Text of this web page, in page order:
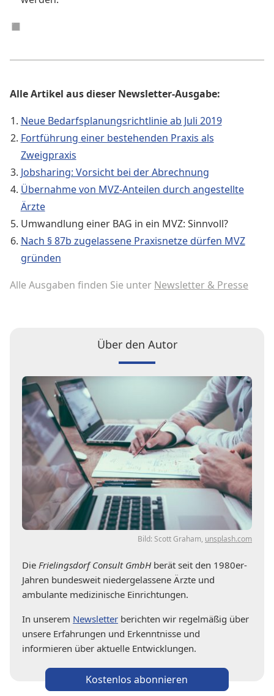
◼︎
Alle Artikel aus dieser Newsletter-Ausgabe:
Neue Bedarfsplanungsrichtlinie ab Juli 2019
Fortführung einer bestehenden Praxis als
Zweigpraxis
Jobsharing: Vorsicht bei der Abrechnung
Übernahme von MVZ-Anteilen durch angestellte
Ärzte
Umwandlung einer BAG in ein MVZ: Sinnvoll?
Nach § 87b zugelassene Praxisnetze dürfen MVZ
gründen
Alle Ausgaben finden Sie unter Newsletter & Presse
Über den Autor
Bild: Scott Graham, unsplash.com
Die Frielingsdorf Consult GmbHberät seit den 1980er-
Jahren bundesweit niedergelassene Ärzte und
ambulante medizinische Einrichtungen.
In unserem Newsletter berichten wir regelmäßig über
unsere Erfahrungen und Erkenntnisse und
informieren über aktuelle Entwicklungen.
Kostenlos abonnieren